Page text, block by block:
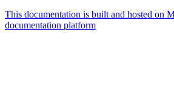
This documentation is built and hosted on
documentation platform